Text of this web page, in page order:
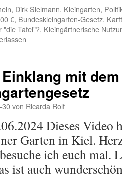
, Dirk Sielmann, Kleingarten,
€, Bundeskleingarten-Gesetz,
"die Tafel"?, Kleingärtnerische
mit dem
30von Ricarda Rolf
Dieses Video
Garten in Kiel.
besuche ich
ist auch